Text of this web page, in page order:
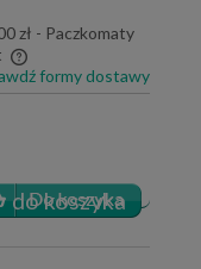
zł - Paczkomaty
płatności
formy dostawy